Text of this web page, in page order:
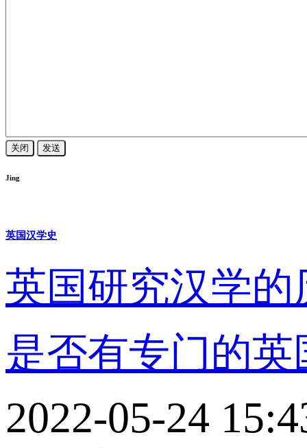
关闭 发送
Jing
英国汉学史
英国研究汉学
是否有专门的
2022-05-24